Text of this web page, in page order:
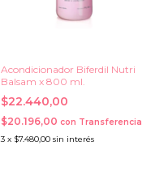
Acondicionador Biferdil Nutri
Balsam x 800 ml.
$22.440,00
$20.196,00 con Transferencia
3 x $7.480,00 sin interés